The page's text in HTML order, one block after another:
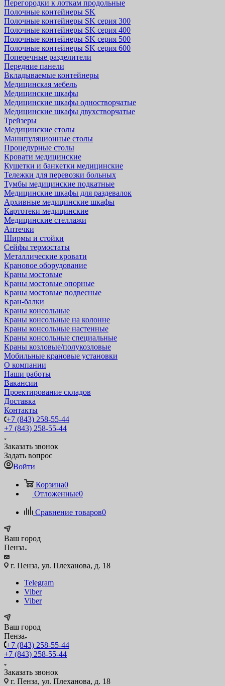
Перегородки к лоткам продольные
Полочные контейнеры SK
Полочные контейнеры SK серия 300
Полочные контейнеры SK серия 400
Полочные контейнеры SK серия 500
Полочные контейнеры SK серия 600
Поперечные разделители
Передние панели
Вкладываемые контейнеры
Медицинская мебель
Медицинские шкафы
Медицинские шкафы одностворчатые
Медицинские шкафы двухстворчатые
Трейзеры
Медицинские столы
Манипуляционные столы
Процедурные столы
Кровати медицинские
Кушетки и банкетки медицинские
Тележки для перевозки больных
Тумбы медицинские подкатные
Медицинские шкафы для раздевалок
Архивные медицинские шкафы
Картотеки медицинские
Медицинские стеллажи
Аптечки
Ширмы и стойки
Сейфы термостаты
Металлические кровати
Крановое оборудование
Краны мостовые
Краны мостовые опорные
Краны мостовые подвесные
Кран-балки
Краны консольные
Краны консольные на колонне
Краны консольные настенные
Краны консольные специальные
Краны козловые/полукозловые
Мобильные крановые установки
О компании
Наши работы
Вакансии
Проектирование складов
Доставка
Контакты
+7 (843) 258-55-44
+7 (843) 258-55-44
Заказать звонок
Задать вопрос
Войти
Корзина0
Отложенные0
Сравнение товаров0
Ваш город
Пенза
г. Пенза, ул. Плеханова, д. 18
Telegram
Viber
Viber
Ваш город
Пенза
+7 (843) 258-55-44
+7 (843) 258-55-44
Заказать звонок
г. Пенза, ул. Плеханова, д. 18